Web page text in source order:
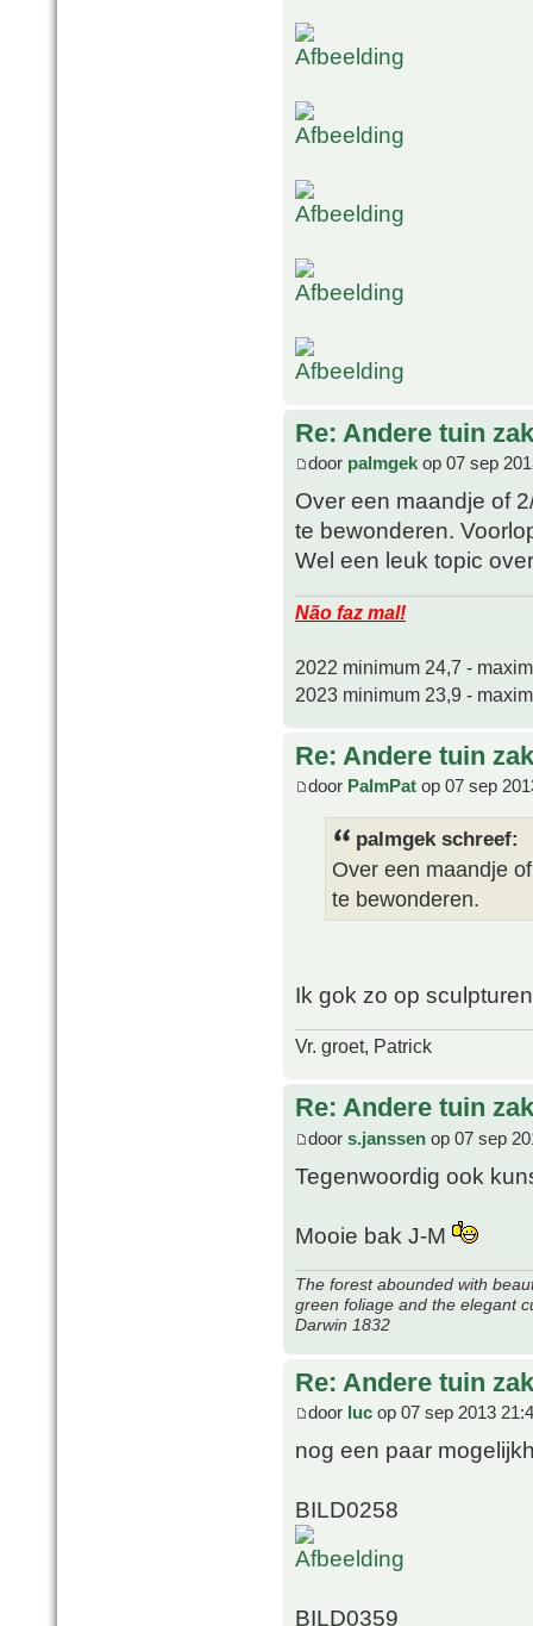
Re: Andere tuin
door palmgek op 07 sep
Over een maandje of
te bewonderen.
Wel een leuk topic
Não faz mal!
2022 minimum 24,7 -
2023 minimum 23,9 -
Re: Andere tuin
door PalmPat op 07 sep
palmgek schreef:
Over een maandje
te bewonderen.
Ik gok zo op
Vr. groet, Patrick
Re: Andere tuin
door s.janssen op 07 sep
Tegenwoordig ook
Mooie bak J-M
The forest abounded with
green foliage and the elegant
Darwin 1832
Re: Andere tuin
door luc op 07 sep 2013
nog een paar
BILD0258
BILD0359